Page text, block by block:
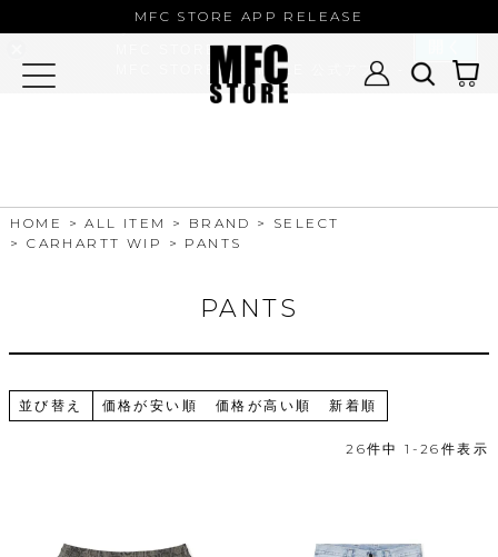
MFC STORE APP RELEASE
HOME ALL ITEM BRAND
SELECT
CARHARTT WIP
PANTS
PANTS
並び替え 価格が安い順 価格が高い順 新着順
26件中 1 - 26 件表示
MFC STORE
MFC STORE/EXAMPLE 公式アプリ -
Google Play